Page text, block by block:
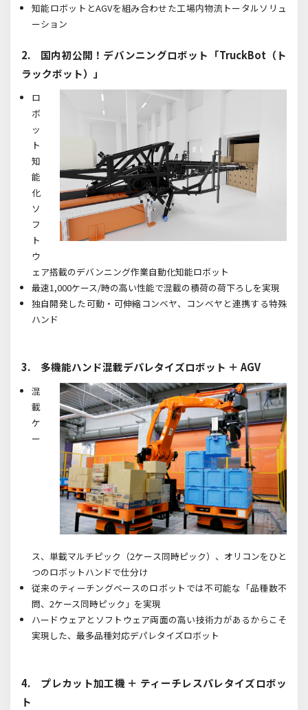
知能ロボットとAGVを組み合わせた工場内物流トータルソリュ
ーション
2. 国内初公開！デバンニングロボット「TruckBot（ト
ラックボット）」
ロ
ボ
ッ
ト
知
能
化
ソ
フ
ト
ウ
ェア搭載のデバンニング作業自動化知能ロボット
最速1,000ケース/時の高い性能で混載の積荷の荷下ろしを実現
独自開発した可動・可伸縮コンベヤ、コンベヤと連携する特殊
ハンド
3. 多機能ハンド混載デパレタイズロボット ＋ AGV
混
載
ケ
ー
ス、単載マルチピック（2ケース同時ピック）、オリコンをひと
つのロボットハンドで仕分け
従来のティーチングベースのロボットでは不可能な「品種数不
問、2ケース同時ピック」を実現
ハードウェアとソフトウェア両面の高い技術力があるからこそ
実現した、最多品種対応デパレタイズロボット
4. プレカット加工機 ＋ ティーチレスパレタイズロボッ
ト